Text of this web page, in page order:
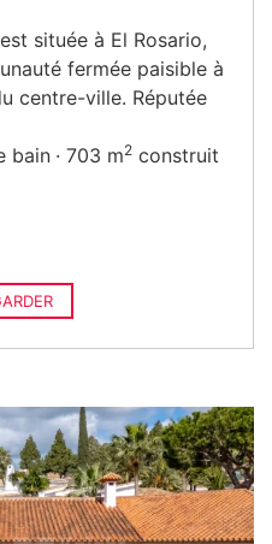
située à El Rosario,
fermée paisible à
centre-ville. Réputée
bain 703 m2 construit